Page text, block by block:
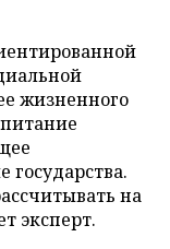
жизненного
государства.
на
эксперт.